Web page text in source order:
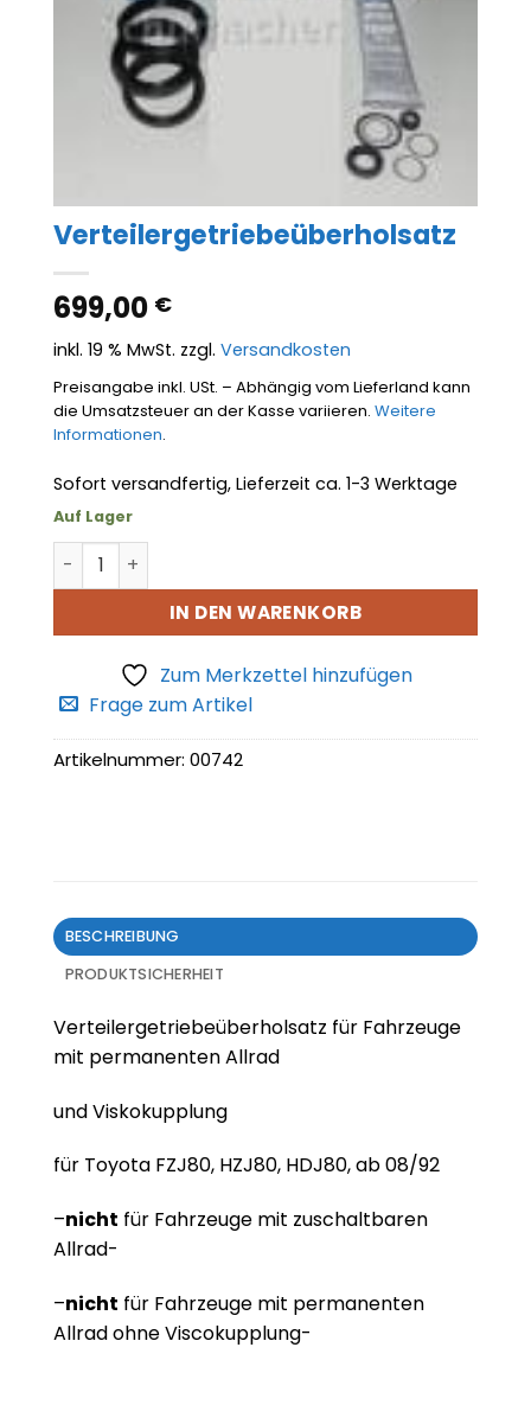
Verteilergetriebeüberholsatz
699,00 €
inkl. 19 % MwSt. zzgl. Versandkosten
Preisangabe inkl. USt. – Abhängig vom Lieferland kann
die Umsatzsteuer an der Kasse variieren. Weitere
Informationen.
Sofort versandfertig, Lieferzeit ca. 1-3 Werktage
Auf Lager
Verteilergetriebeüberholsatz Menge
IN DEN WARENKORB
Zum Merkzettel hinzufügen
Frage zum Artikel
Artikelnummer: 00742
BESCHREIBUNG
PRODUKTSICHERHEIT
Verteilergetriebeüberholsatz für Fahrzeuge
mit permanenten Allrad
und Viskokupplung
für Toyota FZJ80, HZJ80, HDJ80, ab 08/92
–nicht für Fahrzeuge mit zuschaltbaren
Allrad-
–nicht für Fahrzeuge mit permanenten
Allrad ohne Viscokupplung-